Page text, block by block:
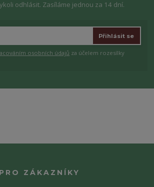
odhlásit. Zasíláme jednou za 14 dní.
Přihlásit se
osobních údajů za účelem rozesílky
ZÁKAZNÍKY